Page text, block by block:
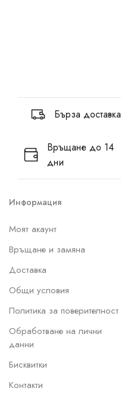
Бърза доставка
Връщане до 14
дни
Информация
Моят акаунт
Връщане и замяна
Доставка
Общи условия
Политика за поверителност
Обработване на лични
данни
Бисквитки
Контакти